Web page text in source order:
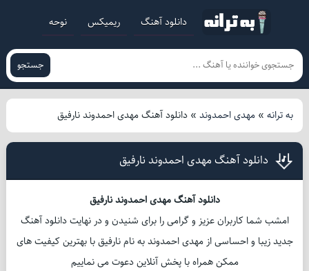
دانلود آهنگ ریمیکس نوحه
جستجو
به ترانه» مهدی احمدوند» دانلود آهنگ مهدی احمدوند نارفیق
دانلود آهنگ مهدی احمدوند نارفیق
دانلود آهنگ مهدی احمدوند نارفیق
امشب شما کاربران عزیز و گرامی را برای شنیدن و در نهایت دانلود آهنگ
جدید زیبا و احساسی از مهدی احمدوند به نام نارفیق با بهترین کیفیت های
ممکن همراه با پخش آنلاین دعوت می نماییم